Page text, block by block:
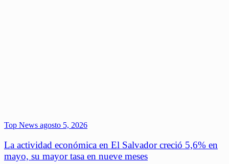
Top News agosto 5, 2026
La actividad económica en El Salvador creció 5,6% en
mayo, su mayor tasa en nueve meses